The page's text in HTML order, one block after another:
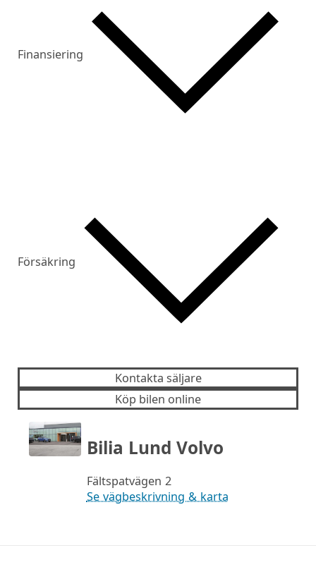
Finansiering
Försäkring
Kontakta säljare
Köp bilen online
Bilia Lund Volvo
Fältspatvägen 2
Se vägbeskrivning & karta